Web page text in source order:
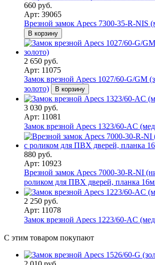
660 руб.
Арт: 39065
Врезной замок Apecs 7300-35-R-NIS
В корзину
2 650 руб.
Арт: 11075
Замок врезной Apecs 1027/60-G/GM
золото)
В корзину
3 030 руб.
Арт: 11081
Замок врезной Apecs 1323/60-AC
880 руб.
Арт: 10923
Врезной замок Apecs 7000-30-R-NI
роликом для ПВХ дверей, планка
2 250 руб.
Арт: 11078
Замок врезной Apecs 1223/60-AC
С этим товаром покупают